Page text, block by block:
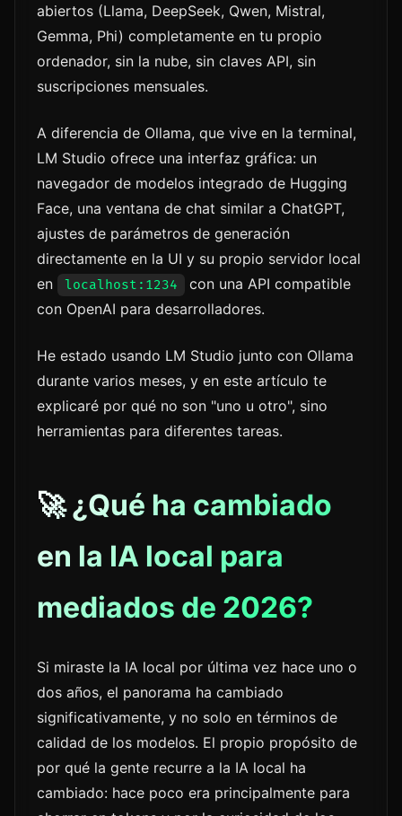
abiertos (Llama, DeepSeek, Qwen, Mistral,
Gemma, Phi) completamente en tu propio
ordenador, sin la nube, sin claves API, sin
suscripciones mensuales.
A diferencia de Ollama, que vive en la terminal,
LM Studio ofrece una interfaz gráfica: un
navegador de modelos integrado de Hugging
Face, una ventana de chat similar a ChatGPT,
ajustes de parámetros de generación
directamente en la UI y su propio servidor local
en
localhost:1234
con una API compatible
con OpenAI para desarrolladores.
He estado usando LM Studio junto con Ollama
durante varios meses, y en este artículo te
explicaré por qué no son "uno u otro", sino
herramientas para diferentes tareas.
🚀 ¿Qué ha cambiado
en la IA local para
mediados de 2026?
Si miraste la IA local por última vez hace uno o
dos años, el panorama ha cambiado
significativamente, y no solo en términos de
calidad de los modelos. El propio propósito de
por qué la gente recurre a la IA local ha
cambiado: hace poco era principalmente para